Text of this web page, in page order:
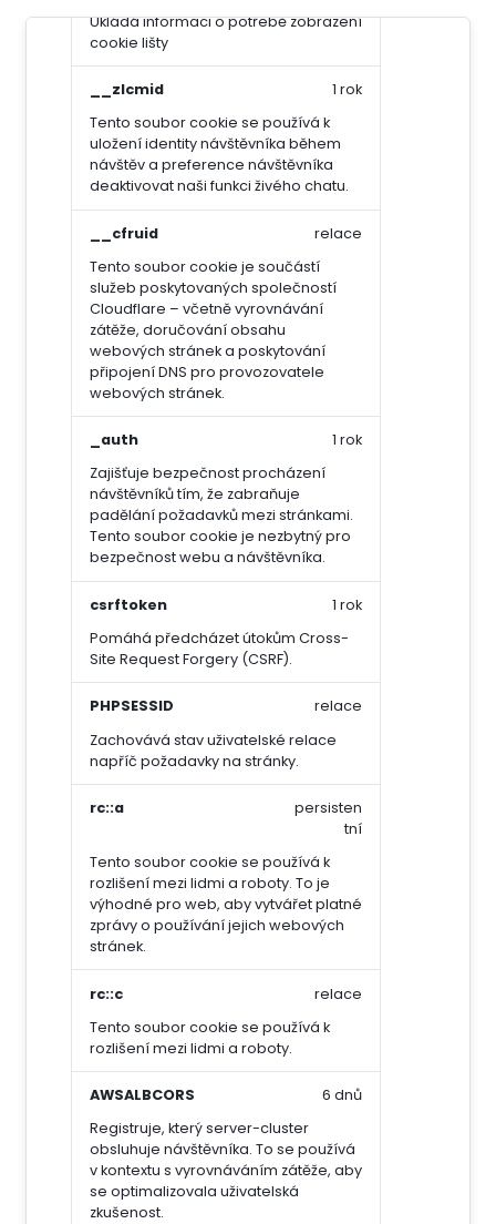
Ukládá informaci o potřebě zobrazení
cookie lišty
__zlcmid
Tento soubor cookie se používá k
uložení identity návštěvníka během
návštěv a preference návštěvníka
deaktivovat naši funkci živého chatu.
1 rok
__cfruid
Tento soubor cookie je součástí
služeb poskytovaných společností
Cloudflare – včetně vyrovnávání
zátěže, doručování obsahu
webových stránek a poskytování
připojení DNS pro provozovatele
webových stránek.
relace
_auth
Zajišťuje bezpečnost procházení
návštěvníků tím, že zabraňuje
padělání požadavků mezi stránkami.
Tento soubor cookie je nezbytný pro
bezpečnost webu a návštěvníka.
1 rok
csrftoken
Pomáhá předcházet útokům Cross-
Site Request Forgery (CSRF).
1 rok
PHPSESSID
Zachovává stav uživatelské relace
napříč požadavky na stránky.
relace
rc::a
Tento soubor cookie se používá k
rozlišení mezi lidmi a roboty. To je
výhodné pro web, aby vytvářet platné
zprávy o používání jejich webových
stránek.
persisten
tní
rc::c
Tento soubor cookie se používá k
rozlišení mezi lidmi a roboty.
relace
AWSALBCORS
Registruje, který server-cluster
obsluhuje návštěvníka. To se používá
v kontextu s vyrovnáváním zátěže, aby
se optimalizovala uživatelská
zkušenost.
6 dnů